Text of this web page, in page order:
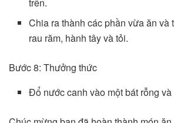
Chia ra thành các phần vừa ăn và
rau răm, hành tây và tỏi.
Bước 8: Thưởng thức
Đổ nước canh vào một bát rỗng